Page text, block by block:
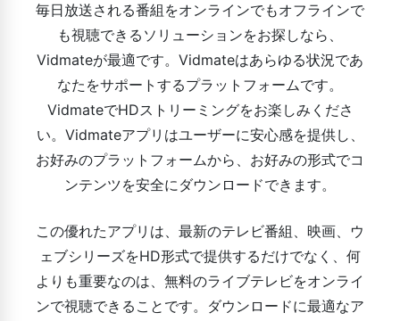
毎日放送される番組をオンラインでもオフラインで
も視聴できるソリューションをお探しなら、
Vidmateが最適です。Vidmateはあらゆる状況であ
なたをサポートするプラットフォームです。
VidmateでHDストリーミングをお楽しみくださ
い。Vidmateアプリはユーザーに安心感を提供し、
お好みのプラットフォームから、お好みの形式でコ
ンテンツを安全にダウンロードできます。
この優れたアプリは、最新のテレビ番組、映画、ウ
ェブシリーズをHD形式で提供するだけでなく、何
よりも重要なのは、無料のライブテレビをオンライ
ンで視聴できることです。ダウンロードに最適なア